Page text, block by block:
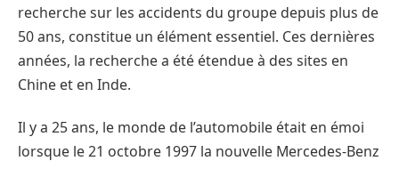
recherche sur les accidents du groupe depuis plus de
50 ans, constitue un élément essentiel. Ces dernières
années, la recherche a été étendue à des sites en
Chine et en Inde.
Il y a 25 ans, le monde de l’automobile était en émoi
lorsque le 21 octobre 1997 la nouvelle Mercedes-Benz